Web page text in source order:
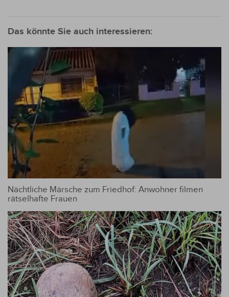
Das könnte Sie auch interessieren:
Nächtliche Märsche zum Friedhof: Anwohner filmen
rätselhafte Frauen